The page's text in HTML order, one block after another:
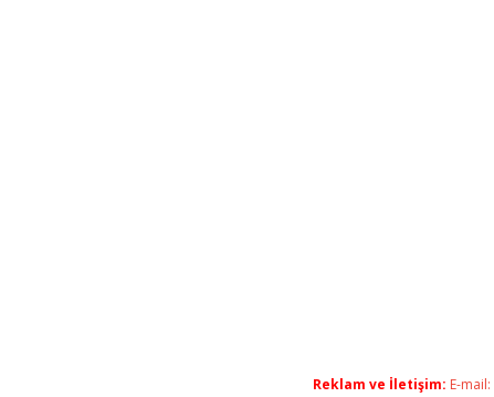
Reklam ve İletişim: E-mail: